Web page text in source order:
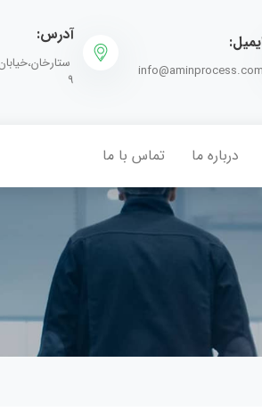
info@aminprocess.com
آدرس:
9
درباره ما تماس با ما